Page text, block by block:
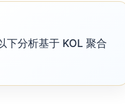
下分析基于 KOL 聚合